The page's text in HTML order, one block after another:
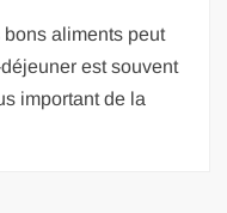
aliments peut
est souvent
important de la